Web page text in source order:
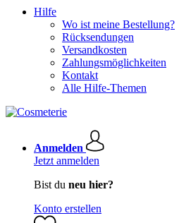
Hilfe
Wo ist meine Bestellung?
Rücksendungen
Versandkosten
Zahlungsmöglichkeiten
Kontakt
Alle Hilfe-Themen
Anmelden
Jetzt anmelden
Bist du neu hier?
Konto erstellen